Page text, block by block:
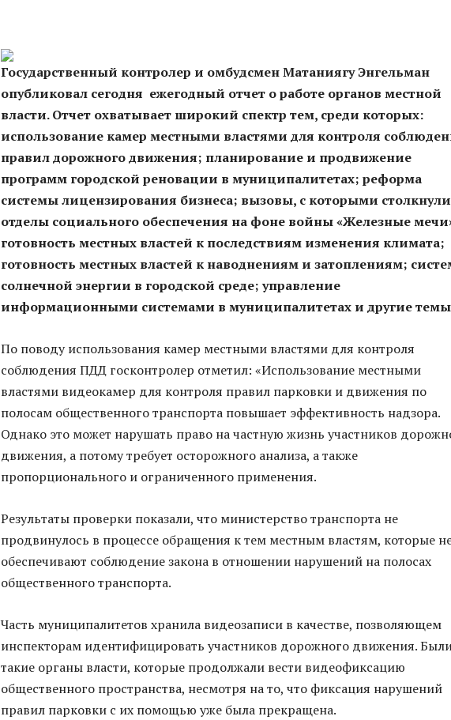
Государственный контролер и омбудсмен Матаниягу Энгельман
опубликовал сегодня ежегодный отчет о работе органов местной
власти. Отчет охватывает широкий спектр тем, среди которых:
использование камер местными властями для контроля
правил дорожного движения; планирование и продвижение
программ городской реновации в муниципалитетах; реформа
системы лицензирования бизнеса; вызовы, с которыми
отделы социального обеспечения на фоне войны «Железные
готовность местных властей к последствиям изменения климата;
готовность местных властей к наводнениям и затоплениям;
солнечной энергии в городской среде; управление
информационными системами в муниципалитетах и другие
По поводу использования камер местными властями для контроля
соблюдения ПДД госконтролер отметил: «Использование местными
властями видеокамер для контроля правил парковки и движения по
полосам общественного транспорта повышает эффективность надзора.
Однако это может нарушать право на частную жизнь участников
движения, а потому требует осторожного анализа, а также
пропорционального и ограниченного применения.
Результаты проверки показали, что министерство транспорта не
продвинулось в процессе обращения к тем местным властям, которые
обеспечивают соблюдение закона в отношении нарушений на полосах
общественного транспорта.
Часть муниципалитетов хранила видеозаписи в качестве, позволяющем
инспекторам идентифицировать участников дорожного движения.
такие органы власти, которые продолжали вести видеофиксацию
общественного пространства, несмотря на то, что фиксация нарушений
правил парковки с их помощью уже была прекращена.